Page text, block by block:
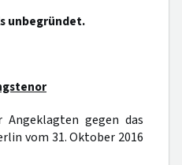
unbegründet.
Angeklagten gegen das
vom 31. Oktober 2016